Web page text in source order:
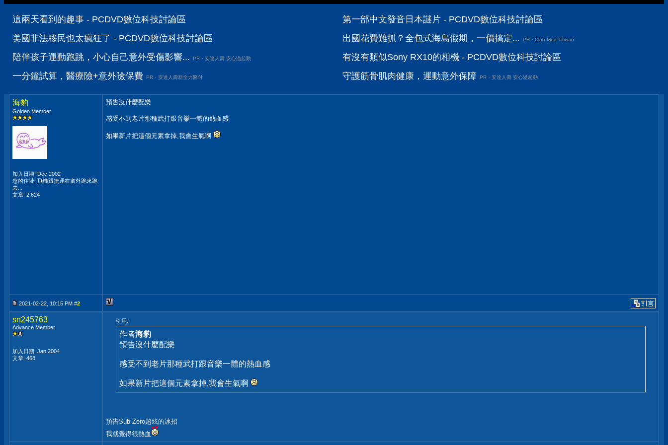
這兩天看到的趣事 - PCDVD數位科技討論區
美國非法移民也太瘋狂了 - PCDVD數位科技討論區
陪伴孩子運動跑跳，小心自己意外受傷影響...
PR・安達人壽 安心溢起動
一分鐘試算，醫療險+意外險保費 PR・安達人壽新全力醫付
第一部中文發音日本謎片 - PCDVD數位科技討論區
出國花費難抓？全包式海島假期，一價搞定...
PR・Club Med Taiwan
有沒有類似Sony RX10的相機 - PCDVD數位科技討論區
守護筋骨肌肉健康，運動意外保障 PR・安達人壽 安心溢起動
海豹
Golden Member
加入日期: Dec 2002
您的住址: 飛機跟捷運在窗外跑來跑
去...
文章: 2,624
預告沒什麼配樂
感受不到老片那種武打跟音樂一體的熱血感
如果新片把這個元素拿掉,我會生氣啊
2021-02-22, 10:15 PM #2
sn245763
Advance Member
加入日期: Jan 2004
文章: 468
引用:
作者海豹
預告沒什麼配樂
感受不到老片那種武打跟音樂一體的熱血感
如果新片把這個元素拿掉,我會生氣啊
預告Sub Zero超炫的冰招
我就覺得很熱血